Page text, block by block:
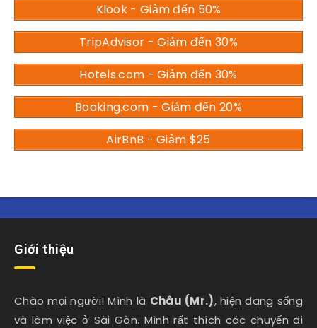
Klook - Giảm đến 50%
TripAdvisor - Giảm đến 30%
Hotels.com - Giảm đến 30%
Booking.com - Giảm đến 20%
AirBnB - Giảm $25
Giới thiệu
Chào mọi người! Mình là Châu (Mr.), hiện đang sống
và làm việc ở Sài Gòn. Mình rất thích các chuyến đi